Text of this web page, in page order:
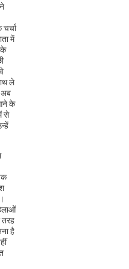
में
के
ले
अब
के
से
तरह
है